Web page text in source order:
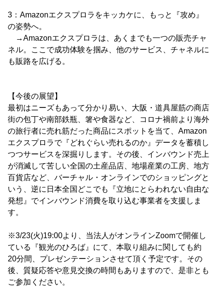
3：Amazonエクスプロラをキッカケに、もっと『攻め』
の姿勢へ。
→Amazonエクスプロラは、あくまでも一つの販売チャ
ネル。ここで成功体験を掴み、他のサービス、チャネルに
も販路を広げる。
【今後の展望】
最初はニーズもあって分かり易い、大阪・道具屋筋の商店
街の包丁や南部鉄瓶、箸や食器など、コロナ禍前より海外
の旅行者に売れ筋だった商品にスポットを当て、Amazon
エクスプロラで『どれぐらい売れるのか』データを蓄積し
つつサービスを深掘りします。その後、インバウンド売上
が消滅して苦しい全国の土産品店、地場産業の工房、地方
百貨店など、バーチャル・オンラインでのショッピングと
いう、逆に日本全国どこでも『立地にとらわれない自由な
発想』でインバウンド消費を取り込む事業者を支援しま
す。
※3/23(火)19:00より、当法人がオンラインZoomで開催し
ている『観光のひろば』にて、本取り組みに関しても約
20分間、プレゼンテーションさせて頂く予定です。その
後、質疑応答や意見交換の時間もありますので、是非とも
ご参加ください。